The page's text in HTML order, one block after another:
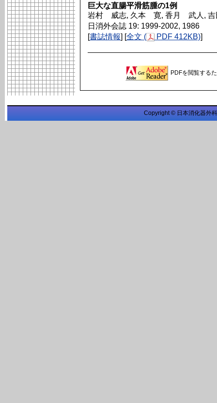
巨大な直腸平滑筋腫の1例
岩村 威志, 久本 寛, 香月 武人,
日消外会誌 19: 1999-2002, 1986
[書誌情報] [全文 ( PDF 412KB)]
PDFを閲覧する
Copyright © 日本消化器外